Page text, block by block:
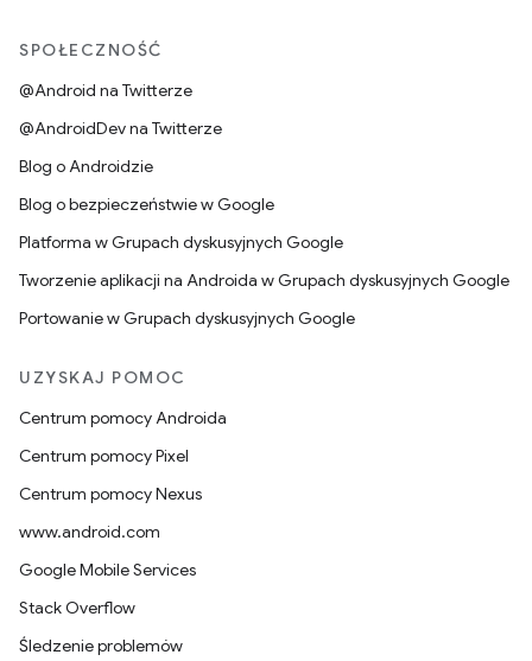
SPOŁECZNOŚĆ
@Android na Twitterze
@AndroidDev na Twitterze
Blog o Androidzie
Blog o bezpieczeństwie w Google
Platforma w Grupach dyskusyjnych Google
Tworzenie aplikacji na Androida w Grupach dyskusyjnych Google
Portowanie w Grupach dyskusyjnych Google
UZYSKAJ POMOC
Centrum pomocy Androida
Centrum pomocy Pixel
Centrum pomocy Nexus
www.android.com
Google Mobile Services
Stack Overflow
Śledzenie problemów